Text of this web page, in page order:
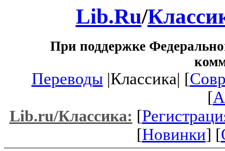
Lib.Ru/
При поддержке
Переводы|Классика| [
[
Lib.ru/Классика: [
[Новинки] [